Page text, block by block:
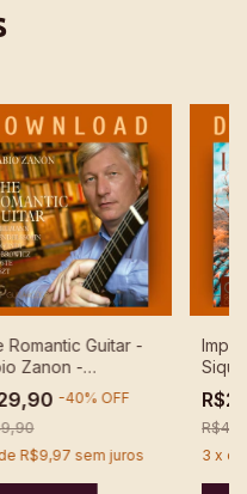
Romantic Guitar -
Zanon -
-40% OFF
R$9,97 sem juros 3 x